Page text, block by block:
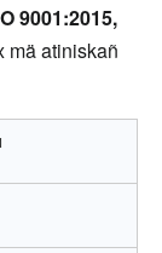
9001:2015,
mä atiniskañ